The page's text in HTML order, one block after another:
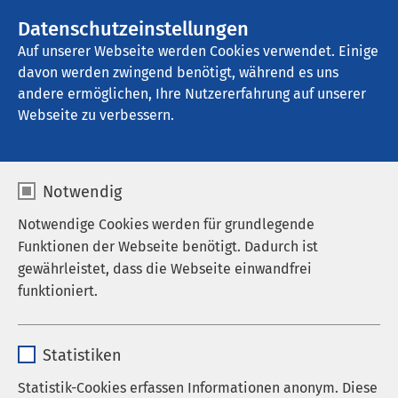
Datenschutzeinstellungen
Auf unserer Webseite werden Cookies verwendet. Einige
davon werden zwingend benötigt, während es uns
andere ermöglichen, Ihre Nutzererfahrung auf unserer
Webseite zu verbessern.
Notwendig
Notwendige Cookies werden für grundlegende
Funktionen der Webseite benötigt. Dadurch ist
gewährleistet, dass die Webseite einwandfrei
funktioniert.
Anbieter sgalinski
Statistiken
Statistik-Cookies erfassen Informationen anonym. Diese
AMEOS Privatklinikum Bad Aussee